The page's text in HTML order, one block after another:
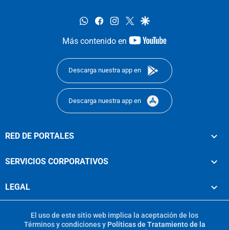
whatsappfacebookinstagram
twittergoogle
Más contenido en
youtube-
Descarga nuestra app en
Descarga nuestra app en
RED DE PORTALES
SERVICIOS CORPORATIVOS
LEGAL
El uso de este sitio web implica la aceptación de los
Términos y condicionesy Políticas de Tratamiento de la